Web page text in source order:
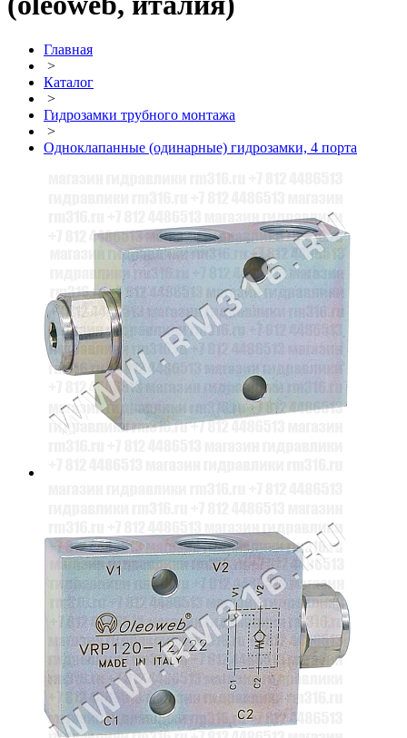
Главная
>
Каталог
>
Гидрозамки трубного монтажа
>
Одноклапанные (одинарные) гидрозамки, 4 порта